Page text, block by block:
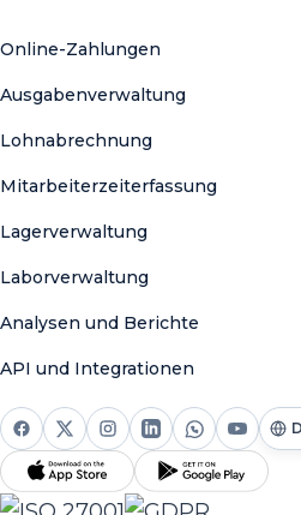
Online-Zahlungen
Ausgabenverwaltung
Lohnabrechnung
Mitarbeiterzeiterfassung
Lagerverwaltung
Laborverwaltung
Analysen und Berichte
API und Integrationen